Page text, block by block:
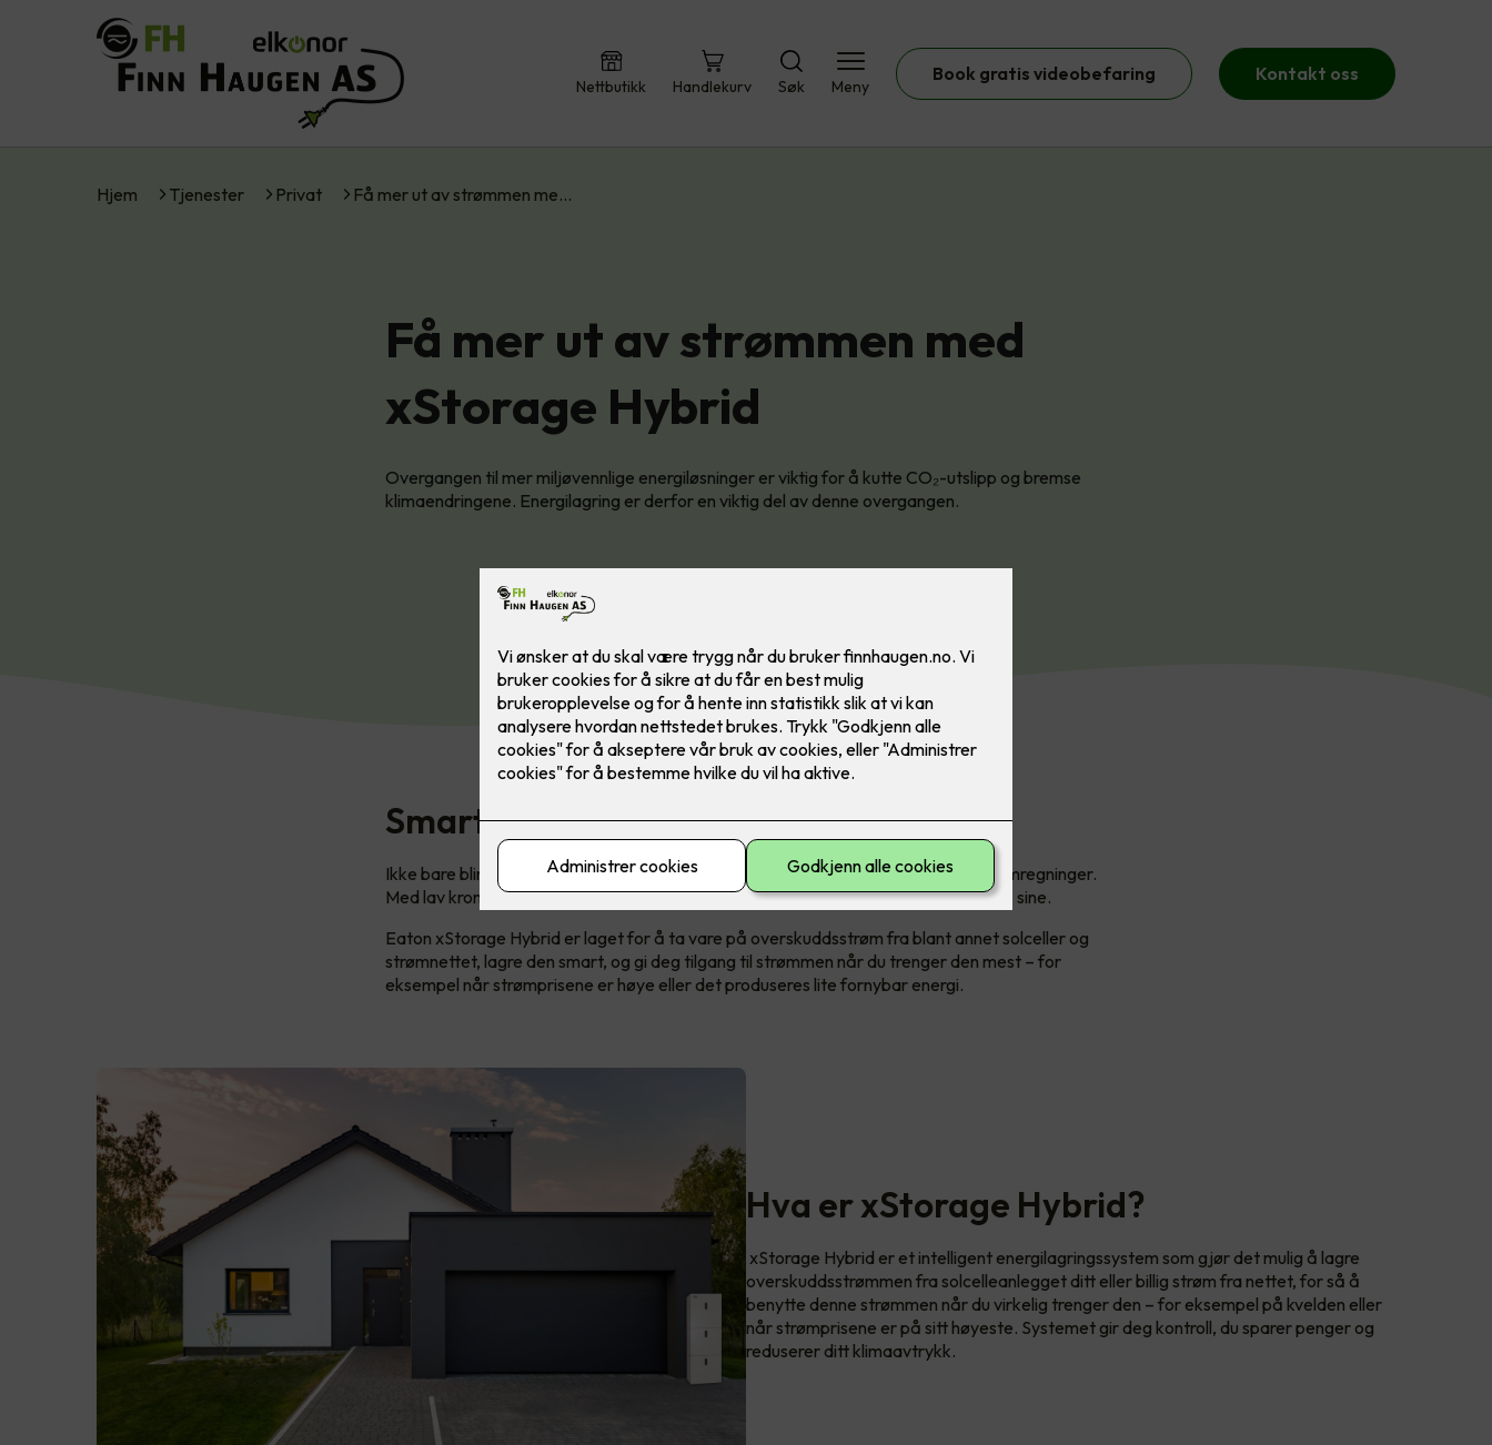
Nettbutikk Handlekurv Søk Meny
Book gratis videobefaring Kontakt oss
Hjem Tjenester Privat Få mer ut av strømmen me…
Få mer ut av strømmen med
xStorage Hybrid
Overgangen til mer miljøvennlige energiløsninger er viktig for å kutte CO₂-utslipp og bremse
klimaendringene. Energilagring er derfor en viktig del av denne overgangen.
Smart energilagring
Ikke bare blir det lettere å bruke fornybar energi, men det gir deg også lavere strømregninger.
Med lav krone og dyrtid er det enda viktigere å prioritere hvor man legger pengene sine.
Eaton xStorage Hybrid er laget for å ta vare på overskuddsstrøm fra blant annet solceller og
strømnettet, lagre den smart, og gi deg tilgang til strømmen når du trenger den mest – for
eksempel når strømprisene er høye eller det produseres lite fornybar energi.
Hva er xStorage Hybrid?
xStorage Hybrid er et intelligent energilagringssystem som gjør det mulig å lagre
overskuddsstrømmen fra solcelleanlegget ditt eller billig strøm fra nettet, for så å
benytte denne strømmen når du virkelig trenger den – for eksempel på kvelden eller
når strømprisene er på sitt høyeste. Systemet gir deg kontroll, du sparer penger og
reduserer ditt klimaavtrykk.